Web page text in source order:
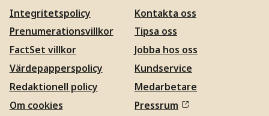
Integritetspolicy
Prenumerationsvillkor
FactSet villkor
Värdepapperspolicy
Redaktionell policy
Om cookies
Kontakta oss
Tipsa oss
Jobba hos oss
Kundservice
Medarbetare
Pressrum